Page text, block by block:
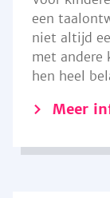
een
niet altijd
met andere
hen heel
Meer